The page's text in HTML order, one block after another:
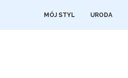
MÓJ STYL URODA